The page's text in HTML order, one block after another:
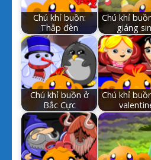
Chú khỉ buồn:
Thắp đèn
Chú khỉ
giáng
Chú khỉ buồn ở
Bắc Cực
Chú khỉ